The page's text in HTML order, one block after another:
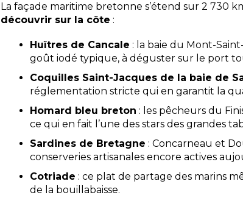
La façade maritime bretonne s’étend sur 2 730
découvrir sur la côte :
Huîtres de Cancale : la baie du Mont-
goût iodé typique, à déguster sur le port
Coquilles Saint-Jacques de la baie de
réglementation stricte qui en garantit la
Homard bleu breton : les pêcheurs du
ce qui en fait l’une des stars des grandes
Sardines de Bretagne : Concarneau et
conserveries artisanales encore actives
Cotriade : ce plat de partage des marins
de la bouillabaisse.